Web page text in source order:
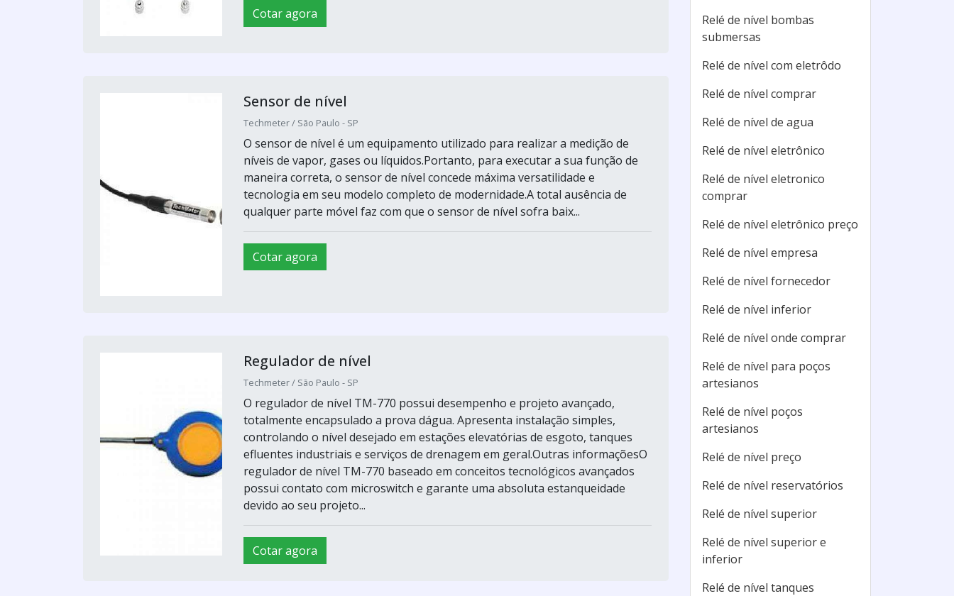
Cotar agora
Sensor de nível
Techmeter / São Paulo - SP
O sensor de nível é um equipamento utilizado para realizar a medição de
níveis de vapor, gases ou líquidos.Portanto, para executar a sua função de
maneira correta, o sensor de nível concede máxima versatilidade e
tecnologia em seu modelo completo de modernidade.A total ausência de
qualquer parte móvel faz com que o sensor de nível sofra baix...
Cotar agora
Regulador de nível
Techmeter / São Paulo - SP
O regulador de nível TM-770 possui desempenho e projeto avançado,
totalmente encapsulado a prova dágua. Apresenta instalação simples,
controlando o nível desejado em estações elevatórias de esgoto, tanques
efluentes industriais e serviços de drenagem em geral.Outras informaçõesO
regulador de nível TM-770 baseado em conceitos tecnológicos avançados
possui contato com microswitch e garante uma absoluta estanqueidade
devido ao seu projeto...
Cotar agora
Relé de nível bombas
submersas
Relé de nível com eletrôdo
Relé de nível comprar
Relé de nível de agua
Relé de nível eletrônico
Relé de nível eletronico
comprar
Relé de nível eletrônico preço
Relé de nível empresa
Relé de nível fornecedor
Relé de nível inferior
Relé de nível onde comprar
Relé de nível para poços
artesianos
Relé de nível poços
artesianos
Relé de nível preço
Relé de nível reservatórios
Relé de nível superior
Relé de nível superior e
inferior
Relé de nível tanques